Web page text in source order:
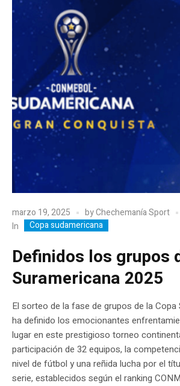
marzo 19, 2025 byChechemanía Sport
In
Copa sudamericana
Definidos los grupos
Suramericana 2025
El sorteo de la fase de grupos de la Copa
ha definido los emocionantes
lugar en este prestigioso torneo
participación de 32 equipos, la
nivel de fútbol y una reñida lucha por el
serie, establecidos según el ranking